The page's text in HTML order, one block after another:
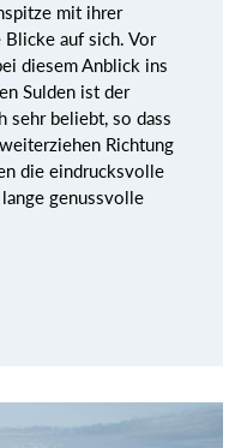
mit ihrer
auf sich. Vor
diesem Anblick ins
Sulden ist der
sehr beliebt, so dass
Richtung
die eindrucksvolle
genussvolle